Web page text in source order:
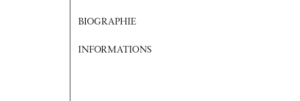
BIOGRAPHIE
INFORMATIONS